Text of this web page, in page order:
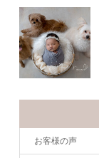
お客様の声